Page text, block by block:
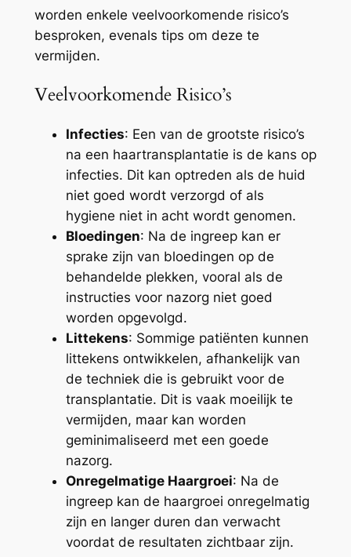
worden enkele veelvoorkomende risico’s
besproken, evenals tips om deze te
vermijden.
Veelvoorkomende Risico’s
Infecties: Een van de grootste risico’s
na een haartransplantatie is de kans op
infecties. Dit kan optreden als de huid
niet goed wordt verzorgd of als
hygiene niet in acht wordt genomen.
Bloedingen: Na de ingreep kan er
sprake zijn van bloedingen op de
behandelde plekken, vooral als de
instructies voor nazorg niet goed
worden opgevolgd.
Littekens: Sommige patiënten kunnen
littekens ontwikkelen, afhankelijk van
de techniek die is gebruikt voor de
transplantatie. Dit is vaak moeilijk te
vermijden, maar kan worden
geminimaliseerd met een goede
nazorg.
Onregelmatige Haargroei: Na de
ingreep kan de haargroei onregelmatig
zijn en langer duren dan verwacht
voordat de resultaten zichtbaar zijn.